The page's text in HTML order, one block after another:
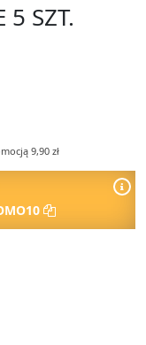
5 SZT.
9,90 zł